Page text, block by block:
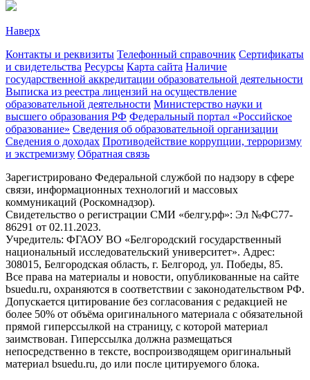
Наверх
Контакты и реквизиты Телефонный справочник Сертификаты
и свидетельства Ресурсы Карта сайта Наличие
государственной аккредитации образовательной деятельности
Выписка из реестра лицензий на осуществление
образовательной деятельности Министерствo науки и
высшего образования РФ Федеральный портал «Российское
образование» Сведения об образовательной организации
Сведения о доходах Противодействие коррупции, терроризму
и экстремизму Обратная связь
Зарегистрировано Федеральной службой по надзору в сфере
связи, информационных технологий и массовых
коммуникаций (Роскомнадзор).
Свидетельство о регистрации СМИ «белгу.рф»: Эл №ФС77-
86291 от 02.11.2023.
Учредитель: ФГАОУ ВО «Белгородский государственный
национальный исследовательский университет». Адрес:
308015, Белгородская область, г. Белгород, ул. Победы, 85.
Все права на материалы и новости, опубликованные на сайте
bsuedu.ru, охраняются в соответствии с законодательством РФ.
Допускается цитирование без согласования с редакцией не
более 50% от объёма оригинального материала с обязательной
прямой гиперссылкой на страницу, с которой материал
заимствован. Гиперссылка должна размещаться
непосредственно в тексте, воспроизводящем оригинальный
материал bsuedu.ru, до или после цитируемого блока.